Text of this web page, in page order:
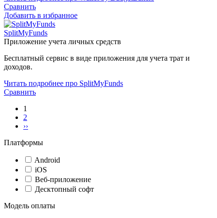
Сравнить
Добавить в избранное
SplitMyFunds
Приложение учета личных средств
Бесплатный сервис в виде приложения для учета трат и
доходов.
Читать подробнее про SplitMyFunds
Сравнить
1
2
››
Платформы
Android
iOS
Веб-приложение
Десктопный софт
Модель оплаты